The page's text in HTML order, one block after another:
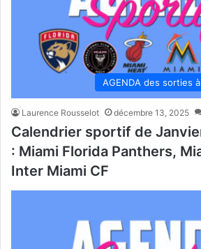
AGENDA des sorties
Laurence Rousselot décembre 13, 2025
Calendrier sportif de
: Miami Florida Panthers,
Inter Miami CF